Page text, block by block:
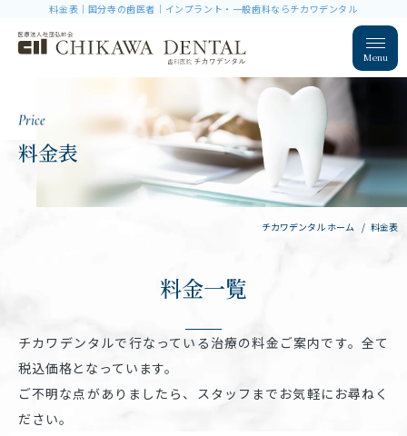
料金表｜国分寺の歯医者｜インプラント・一般歯科ならチカワデンタル
Menu
Price
料金表
チカワデンタル ホーム 料金表
料金一覧
チカワデンタルで行なっている治療の料金ご案内です。全て
税込価格となっています。
ご不明な点がありましたら、スタッフまでお気軽にお尋ねく
ださい。